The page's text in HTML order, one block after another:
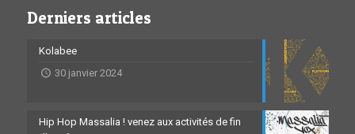
Derniers articles
Kolabee
30 janvier 2024
Hip Hop Massalia ! venez aux activités de fin